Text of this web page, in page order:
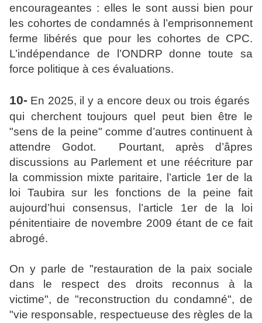
encourageantes : elles le sont aussi bien pour
les cohortes de condamnés à l’emprisonnement
ferme libérés que pour les cohortes de CPC.
L’indépendance de l’ONDRP donne toute sa
force politique à ces évaluations.
10- En 2025, il y a encore deux ou trois égarés
qui cherchent toujours quel peut bien être le
"sens de la peine" comme d’autres continuent à
attendre Godot. Pourtant, après d’âpres
discussions au Parlement et une réécriture par
la commission mixte paritaire, l’article 1er de la
loi Taubira sur les fonctions de la peine fait
aujourd’hui consensus, l’article 1er de la loi
pénitentiaire de novembre 2009 étant de ce fait
abrogé.
On y parle de "restauration de la paix sociale
dans le respect des droits reconnus à la
victime", de "reconstruction du condamné", de
"vie responsable, respectueuse des règles de la